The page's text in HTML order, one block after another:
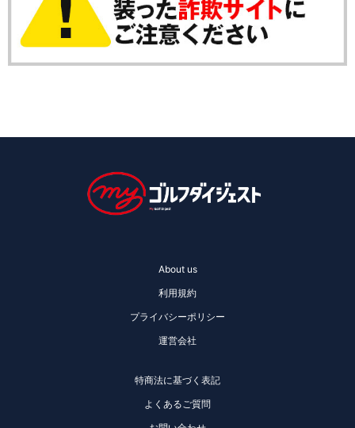
About us
利用規約
プライバシーポリシー
運営会社
特商法に基づく表記
よくあるご質問